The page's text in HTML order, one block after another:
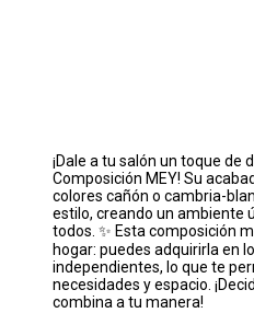
¡Dale a tu salón un toque de
Composición MEY! Su
colores cañón o cambria-
estilo, creando un ambiente
todos. ✨ Esta composición
hogar: puedes adquirirla en
independientes, lo que te
necesidades y espacio.
combina a tu manera! ️